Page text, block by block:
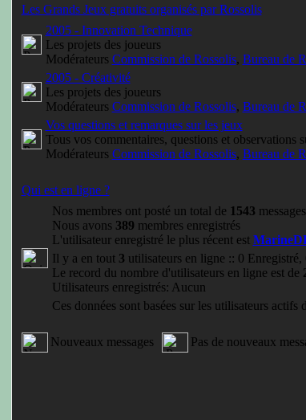
Les Grands Jeux gratuits organisés par Rossolis
2005 - Innovation Technique
Les projets des joueurs
Modérateurs Commission de Rossolis, Bureau de
2005 - Créativité
Les projets des joueurs
Modérateurs Commission de Rossolis, Bureau de
Vos questions et remarques sur les jeux
Tous vos commentaires, questions et observations
Modérateurs Commission de Rossolis, Bureau de
Qui est en ligne ?
Nos membres ont posté un total de 1543 messages
Nous avons 389 membres enregistrés
L'utilisateur enregistré le plus récent est
Il y a en tout 3 utilisateurs en ligne :: 0
Le record du nombre d'utilisateurs en ligne est de
Utilisateurs enregistrés: Aucun
Ces données sont basées sur les utilisateurs actifs
Nouveaux messages Pas de nouveaux